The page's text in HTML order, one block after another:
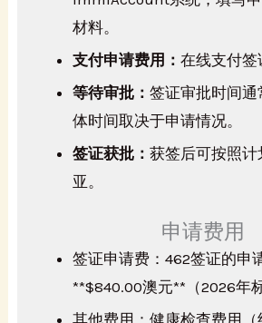
材料。
支付申请费用：在线支付签
等待审批：签证审批时间通
体时间取决于申请情况。
签证获批：获签后可按照
亚。
申请费用
签证申请费：462签证的申
**$840.00澳元**（2026年
其他费用：健康检查费用